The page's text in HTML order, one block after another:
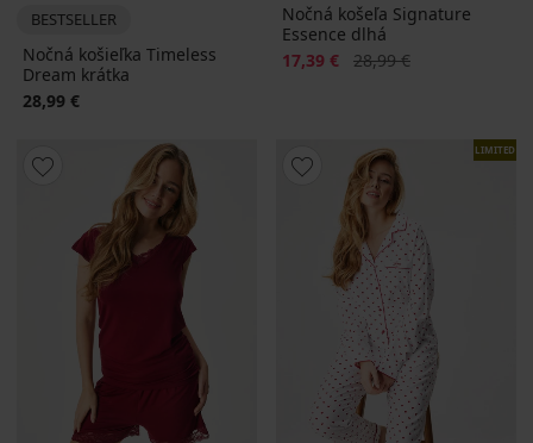
BESTSELLER
Nočná košieľka Timeless
Dream krátka
28,99 €
Nočná košeľa Signature
Essence dlhá
Zľava
17,39 € Pôvodná cena
28,99 €
LIMITED